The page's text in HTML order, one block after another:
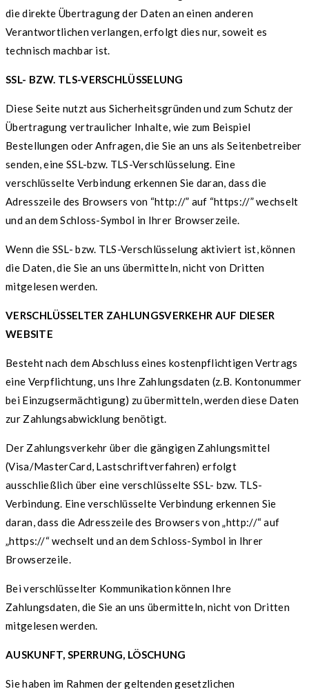
die direkte Übertragung der Daten an einen anderen
Verantwortlichen verlangen, erfolgt dies nur, soweit es
technisch machbar ist.
SSL- BZW. TLS-VERSCHLÜSSELUNG
Diese Seite nutzt aus Sicherheitsgründen und zum Schutz der
Übertragung vertraulicher Inhalte, wie zum Beispiel
Bestellungen oder Anfragen, die Sie an uns als Seitenbetreiber
senden, eine SSL-bzw. TLS-Verschlüsselung. Eine
verschlüsselte Verbindung erkennen Sie daran, dass die
Adresszeile des Browsers von “http://” auf “https://” wechselt
und an dem Schloss-Symbol in Ihrer Browserzeile.
Wenn die SSL- bzw. TLS-Verschlüsselung aktiviert ist, können
die Daten, die Sie an uns übermitteln, nicht von Dritten
mitgelesen werden.
VERSCHLÜSSELTER ZAHLUNGSVERKEHR AUF DIESER
WEBSITE
Besteht nach dem Abschluss eines kostenpflichtigen Vertrags
eine Verpflichtung, uns Ihre Zahlungsdaten (z.B. Kontonummer
bei Einzugsermächtigung) zu übermitteln, werden diese Daten
zur Zahlungsabwicklung benötigt.
Der Zahlungsverkehr über die gängigen Zahlungsmittel
(Visa/MasterCard, Lastschriftverfahren) erfolgt
ausschließlich über eine verschlüsselte SSL- bzw. TLS-
Verbindung. Eine verschlüsselte Verbindung erkennen Sie
daran, dass die Adresszeile des Browsers von „http://“ auf
„https://“ wechselt und an dem Schloss-Symbol in Ihrer
Browserzeile.
Bei verschlüsselter Kommunikation können Ihre
Zahlungsdaten, die Sie an uns übermitteln, nicht von Dritten
mitgelesen werden.
AUSKUNFT, SPERRUNG, LÖSCHUNG
Sie haben im Rahmen der geltenden gesetzlichen